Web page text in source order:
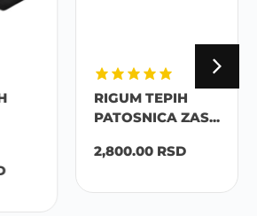
RIGUM TEPIH
PATOSNICA ZAS...
2,800.00RSD